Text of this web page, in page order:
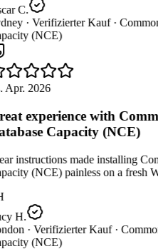
C.
· Verifizierter Kauf ·
(NCE)
Apr. 2026
experience with
Capacity (NCE)
instructions made installing
(NCE) painless on a fresh
H.
· Verifizierter Kauf ·
(NCE)